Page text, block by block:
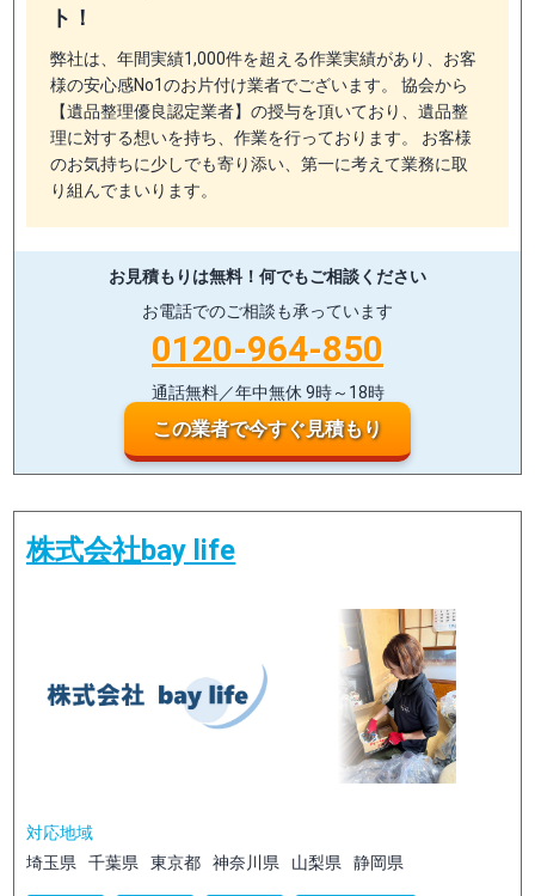
ト！
弊社は、年間実績1,000件を超える作業実績があり、お客
様の安心感No1のお片付け業者でございます。 協会から
【遺品整理優良認定業者】の授与を頂いており、遺品整
理に対する想いを持ち、作業を行っております。 お客様
のお気持ちに少しでも寄り添い、第一に考えて業務に取
り組んでまいります。
お見積もりは無料！ 何でもご相談ください
お電話でのご相談も承っています
0120-964-850
通話無料／年中無休 9時～18時
この業者で今すぐ見積もり
株式会社bay life
対応地域
埼玉県
千葉県 東京都 神奈川県 山梨県 静岡県